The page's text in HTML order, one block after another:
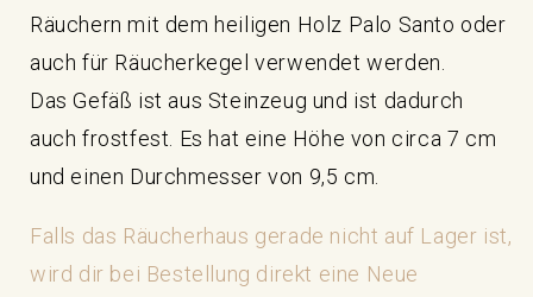
Räuchern mit dem heiligen Holz Palo Santo oder
auch für Räucherkegel verwendet werden.
Das Gefäß ist aus Steinzeug und ist dadurch
auch frostfest. Es hat eine Höhe von circa 7 cm
und einen Durchmesser von 9,5 cm.
Falls das Räucherhaus gerade nicht auf Lager ist,
wird dir bei Bestellung direkt eine Neue